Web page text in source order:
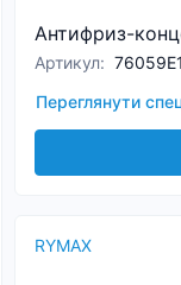
Антифриз-
Артикул:
Переглянути
RYMAX